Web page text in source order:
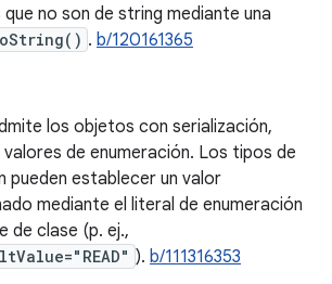
no son de string mediante una
. b/120161365
los objetos con serialización,
valores de enumeración. Los tipos de
pueden establecer un valor
mediante el literal de enumeración
de clase (p. ej.,
). b/111316353